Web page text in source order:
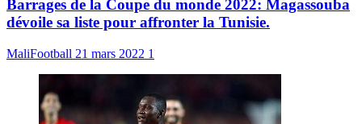
Barrages de la Coupe du monde 2022: Magassouba
dévoile sa liste pour affronter la Tunisie.
MaliFootball 21 mars 2022 1